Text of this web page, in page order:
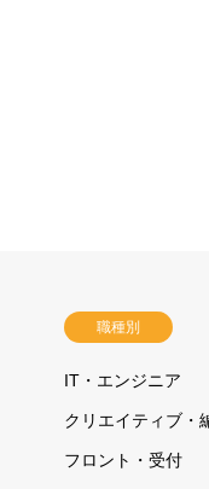
職種別
IT・エンジニア
クリエイティブ・
フロント・受付